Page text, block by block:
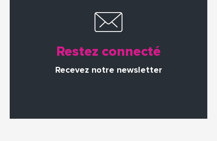
Restez connecté
Recevez notre newsletter